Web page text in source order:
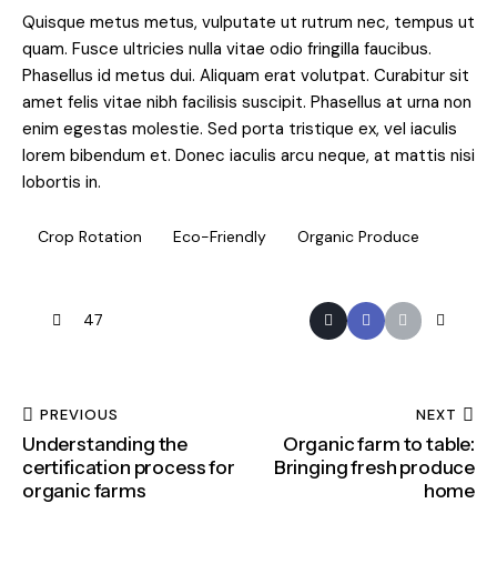
Quisque metus metus, vulputate ut rutrum nec, tempus ut
quam. Fusce ultricies nulla vitae odio fringilla faucibus.
Phasellus id metus dui. Aliquam erat volutpat. Curabitur sit
amet felis vitae nibh facilisis suscipit. Phasellus at urna non
enim egestas molestie. Sed porta tristique ex, vel iaculis
lorem bibendum et. Donec iaculis arcu neque, at mattis nisi
lobortis in.
Crop Rotation Eco-Friendly Organic Produce
47
PREVIOUS
Understanding the
certification process for
organic farms
NEXT
Organic farm to table:
Bringing fresh produce
home